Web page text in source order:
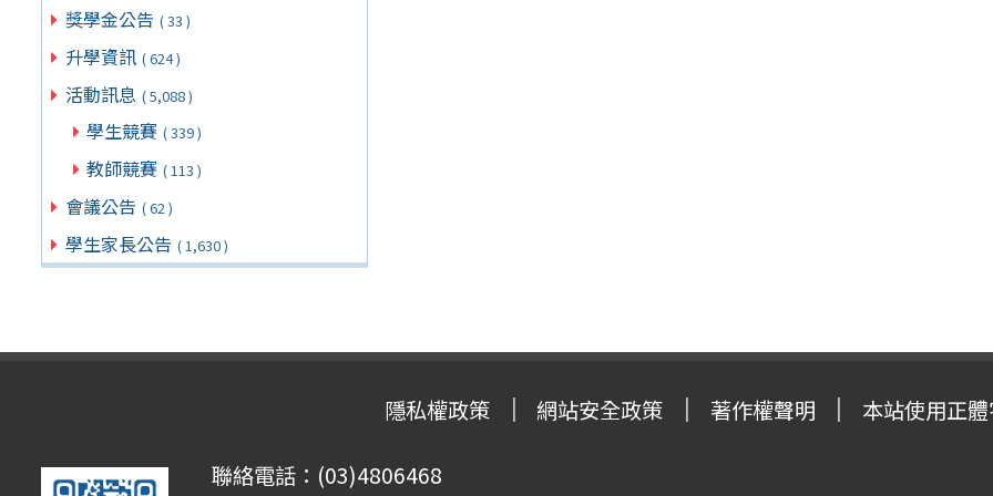
獎學金公告 ( 33 )
升學資訊 ( 624 )
活動訊息 ( 5,088 )
學生競賽 ( 339 )
教師競賽 ( 113 )
會議公告 ( 62 )
學生家長公告 ( 1,630 )
隱私權政策 網站安全政策 著作權聲明 本站使用正
聯絡電話：(03)4806468